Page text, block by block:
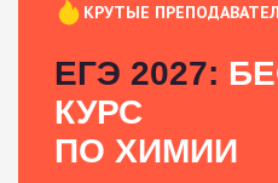
КРУТЫЕ
ЕГЭ 2027:
КУРС
ПО ХИМИИ